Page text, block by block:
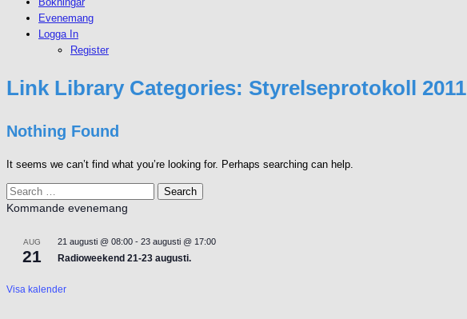
Evenemang
Logga In
Register
Link Library Categories: Styrelseprotokoll 2011
Nothing Found
It seems we can’t find what you’re looking for. Perhaps searching can help.
Search
for:
Kommande evenemang
AUG
21
21 augusti @ 08:00 - 23 augusti @ 17:00
Radioweekend 21-23 augusti.
Visa kalender